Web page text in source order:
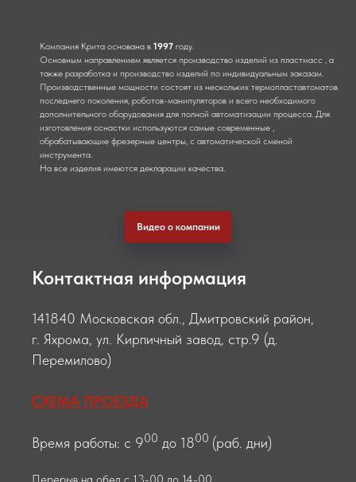
Компания Крита основана в 1997 году.
Основным направлением является производство изделий из пластмасс , а
также разработка и производство изделий по индивидуальным заказам.
Производственные мощности состоят из нескольких термопластавтоматов
последнего поколения, роботов-манипуляторов и всего необходимого
дополнительного оборудования для полной автоматизации процесса. Для
изготовления оснастки используются самые современные ,
обрабатывающие фрезерные центры, с автоматической сменой
инструмента.
На все изделия имеются декларации качества.
Видео о компании
Контактная информация
141840 Московская обл., Дмитровский район,
г. Яхрома, ул. Кирпичный завод, стр.9 (д.
Перемилово)
СХЕМА ПРОЕЗДА
Время работы: с 900 до 1800 (раб. дни)